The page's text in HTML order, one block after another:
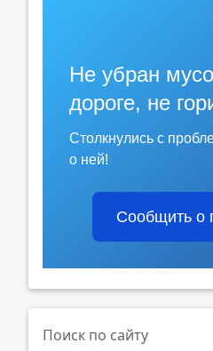
Не убран
дороге, не
Столкнулись с
о ней!
Сообщить о
Поиск по сайту